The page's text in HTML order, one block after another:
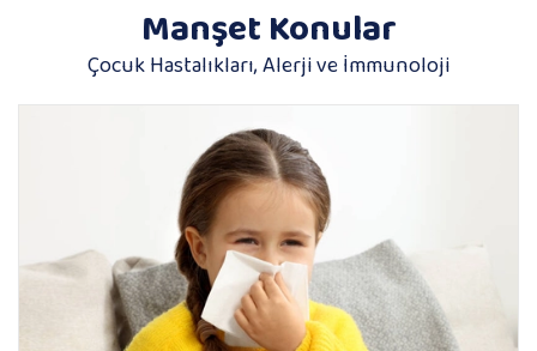
Manşet Konular
Çocuk Hastalıkları, Alerji ve İmmunoloji